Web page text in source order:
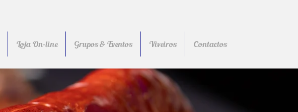
Loja On-line Grupos & Eventos Viveiros Contactos